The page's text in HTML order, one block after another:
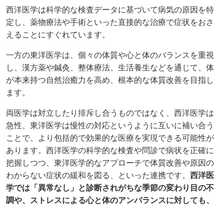
西洋医学は科学的な検査データに基づいて病気の原因を特
定し、薬物療法や手術といった直接的な治療で症状をおさ
えることにすぐれています。
一方の東洋医学は、個々の体質や心と体のバランスを重視
し、漢方薬や鍼灸、整体療法、生活養生などを通じて、体
が本来持つ自然治癒力を高め、根本的な体質改善を目指し
ます。
両医学は対立したり排斥し合うものではなく、西洋医学は
急性、東洋医学は慢性の対応というように互いに補い合う
ことで、より包括的で効果的な医療を実現できる可能性が
あります。西洋医学の科学的な検査や問診で病状を正確に
把握しつつ、東洋医学的なアプローチで体質改善や原因の
わからない症状の緩和を図る、といった連携です。 西洋医
学では「異常なし」と診断されがちな季節の変わり目の不
調や、ストレスによる心と体のアンバランスに対しても、